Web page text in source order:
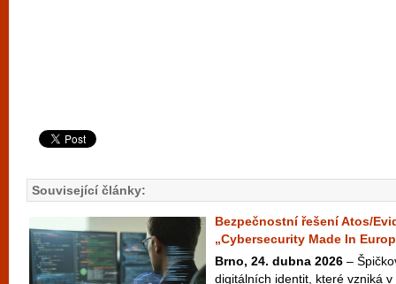
Související články:
Bezpečnostní řešení Atos/
„Cybersecurity Made In
Brno, 24. dubna 2026 –
digitálních identit, které vzniká